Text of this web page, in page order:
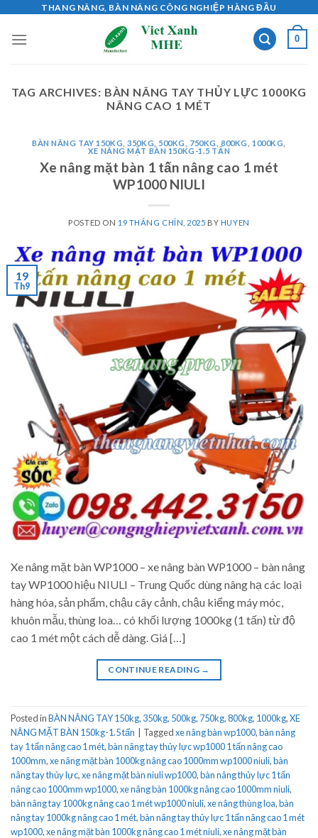
content
THANG NÂNG, BÀN NÂNG CÔNG NGHIỆP HÀNG ĐẦU
0
TAG ARCHIVES: BÀN NÂNG TAY THỦY LỰC 1000KG
NÂNG CAO 1 MÉT
BÀN NÂNG TAY 150KG, 350KG, 500KG, 750KG, 800KG, 1000KG
XE NÂNG MẶT BÀN 150KG-1.5 TẤN
Xe nâng mặt bàn 1 tấn nâng cao 1 mét
WP1000 NIULI
POSTED ON 19 THÁNG CHÍN, 2025 BY HUYEN
19
Th9
Xe nâng mặt bàn WP1000 – xe nâng bàn WP1000 – bàn nâng
tay WP1000 hiệu NIULI – Trung Quốc dùng nâng hạ các loại
hàng hóa, sản phẩm, chậu cây cảnh, chậu kiểng máy móc,
khuôn mẫu, thùng loa… có khối lượng 1000kg (1 tấn) từ độ
cao 1 mét một cách dễ dàng. Giá […]
CONTINUE READING →
Posted inBÀN NÂNG TAY 150kg, 350kg, 500kg, 750kg, 800kg, 1000kg,XE
NÂNG MẶT BÀN 150kg-1.5 tấn
Taggedxe nâng bàn wp1000,bàn nâng
tay 1 tấn nâng cao 1 mét,bàn nâng tay thủy lực wp1000 1 tấn nâng cao
1000mm,xe nâng mặt bàn 1000kg nâng cao 1000mm wp1000 niuli,bàn
nâng tay thủy lực,xe nâng mặt bàn niuli wp1000,bàn nâng thủy lực 1 tấn
nâng cao 1000mm wp1000,xe nâng bàn 1000kg nâng cao 1000mm niuli,
bàn nâng tay 1000kg nâng cao 1 mét wp1000 niuli,xe nâng thùng loa,bàn
nâng tay 1000kg nâng cao 1 mét,bàn nâng tay thủy lực 1 tấn nâng cao 1 mét
wp1000,xe nâng mặt bàn 1000kg nâng cao 1 mét niuli,xe nâng mặt bàn